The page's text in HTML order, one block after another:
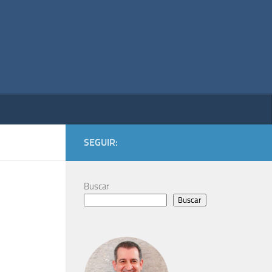
SEGUIR:
Buscar
Buscar